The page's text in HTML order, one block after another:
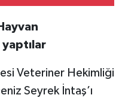
yaptılar
Veteriner Hekimliği
Seyrek İntaş’ı